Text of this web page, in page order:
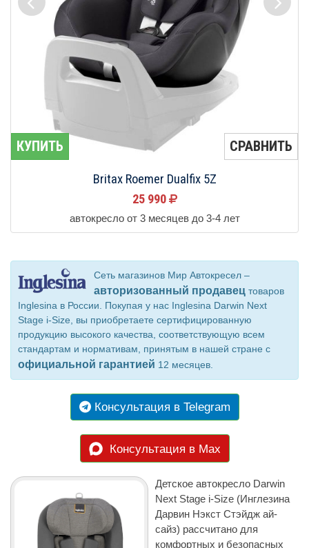
КУПИТЬ СРАВНИТЬ
Britax Roemer Dualfix 5Z
25 990
автокресло от 3 месяцев до 3-4 лет
Сеть магазинов Мир Автокресел –
авторизованный продавец товаров
Inglesina в России. Покупая у нас Inglesina Darwin Next
Stage i-Size, вы приобретаете сертифицированную
продукцию высокого качества, соответствующую всем
стандартам и нормативам, принятым в нашей стране с
официальной гарантией 12 месяцев.
Консультация в Telegram
Консультация в Max
Детское автокресло Darwin
Next Stage i-Size (Инглезина
Дарвин Нэкст Стэйдж ай-
сайз) рассчитано для
комфортных и безопасных